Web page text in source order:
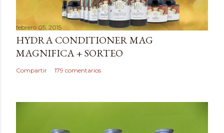
a
r
u
n
c
febrero 05, 2015
HYDRA CONDITIONER MAG
MAGNIFICA + SORTEO
Compartir 179 comentarios